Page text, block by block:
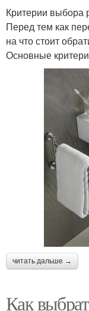
Критерии выбора
Перед тем как
на что стоит
Основные
читать дальше →
Как